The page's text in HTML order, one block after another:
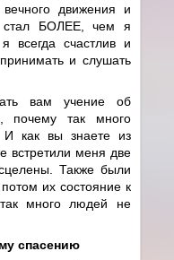
движения и
стал БОЛЕЕ, чем я
всегда счастлив и
и слушать
вам учение об
почему так много
И как вы знаете из
встретили меня две
Также были
их состояние к
много людей не
спасению